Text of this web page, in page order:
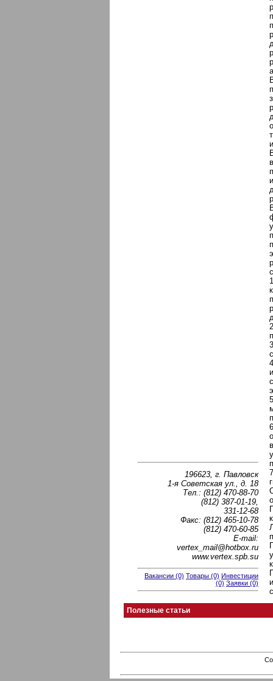
196623, г. Павловск
1-я Советская ул., д. 18
Тел.: (812) 470-88-70
(812) 387-01-19,
331-12-68
Факс: (812) 465-10-78
(812) 470-60-85
Е-mail:
vertex_mail@hotbox.ru
www.vertex.spb.su
Вакансии (0) Товары (0) Инвестиции
(0) Заявки (0)
Полезные статьи